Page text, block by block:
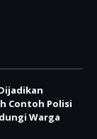
Contoh Polisi
Warga